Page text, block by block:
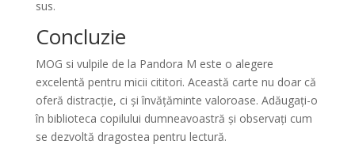
sus.
Concluzie
MOG si vulpile de la Pandora M este o alegere
excelentă pentru micii cititori. Această carte nu doar că
oferă distracție, ci și învățăminte valoroase. Adăugați-o
în biblioteca copilului dumneavoastră și observați cum
se dezvoltă dragostea pentru lectură.